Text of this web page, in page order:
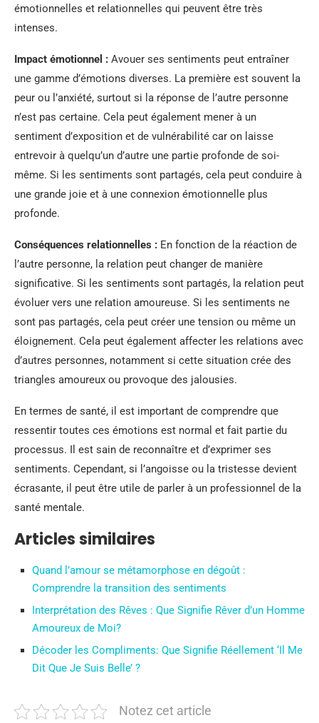
émotionnelles et relationnelles qui peuvent être très
intenses.
Impact émotionnel : Avouer ses sentiments peut entraîner
une gamme d’émotions diverses. La première est souvent la
peur ou l’anxiété, surtout si la réponse de l’autre personne
n’est pas certaine. Cela peut également mener à un
sentiment d’exposition et de vulnérabilité car on laisse
entrevoir à quelqu’un d’autre une partie profonde de soi-
même. Si les sentiments sont partagés, cela peut conduire à
une grande joie et à une connexion émotionnelle plus
profonde.
Conséquences relationnelles : En fonction de la réaction de
l’autre personne, la relation peut changer de manière
significative. Si les sentiments sont partagés, la relation peut
évoluer vers une relation amoureuse. Si les sentiments ne
sont pas partagés, cela peut créer une tension ou même un
éloignement. Cela peut également affecter les relations avec
d’autres personnes, notamment si cette situation crée des
triangles amoureux ou provoque des jalousies.
En termes de santé, il est important de comprendre que
ressentir toutes ces émotions est normal et fait partie du
processus. Il est sain de reconnaître et d’exprimer ses
sentiments. Cependant, si l’angoisse ou la tristesse devient
écrasante, il peut être utile de parler à un professionnel de la
santé mentale.
Articles similaires
Quand l’amour se métamorphose en dégoût :
Comprendre la transition des sentiments
Interprétation des Rêves : Que Signifie Rêver d’un Homme
Amoureux de Moi?
Décoder les Compliments: Que Signifie Réellement ‘Il Me
Dit Que Je Suis Belle’ ?
Notez cet article